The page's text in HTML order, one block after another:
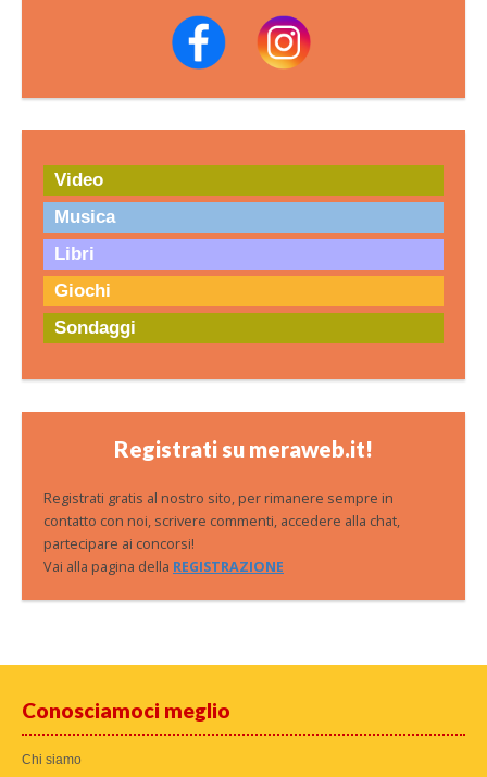
Video
Musica
Libri
Giochi
Sondaggi
Registrati su meraweb.it!
Registrati gratis al nostro sito, per rimanere sempre in
contatto con noi, scrivere commenti, accedere alla chat,
partecipare ai concorsi!
Vai alla pagina della REGISTRAZIONE
Conosciamoci meglio
Chi siamo